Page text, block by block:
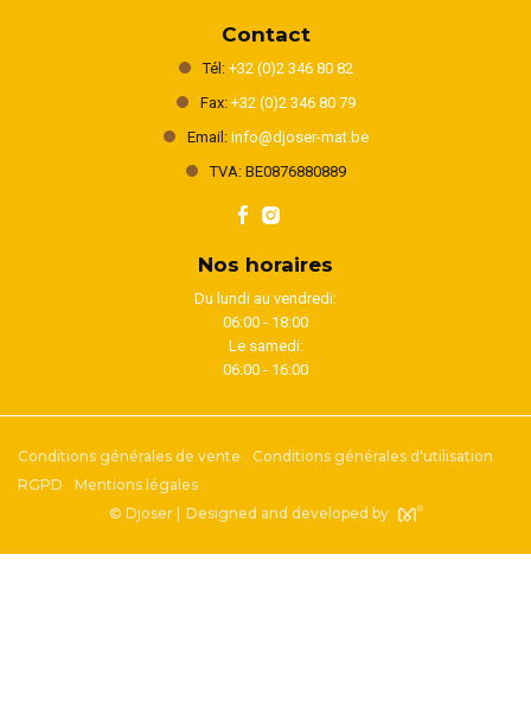
Contact
Tél: +32 (0)2 346 80 82
Fax: +32 (0)2 346 80 79
Email: info@djoser-mat.be
TVA: BE0876880889
Nos horaires
Du lundi au vendredi:
06:00 - 18:00
Le samedi:
06:00 - 16:00
Conditions générales de vente
Conditions générales d'utilisation
RGPD
Mentions légales
© Djoser |
Designed and developed by